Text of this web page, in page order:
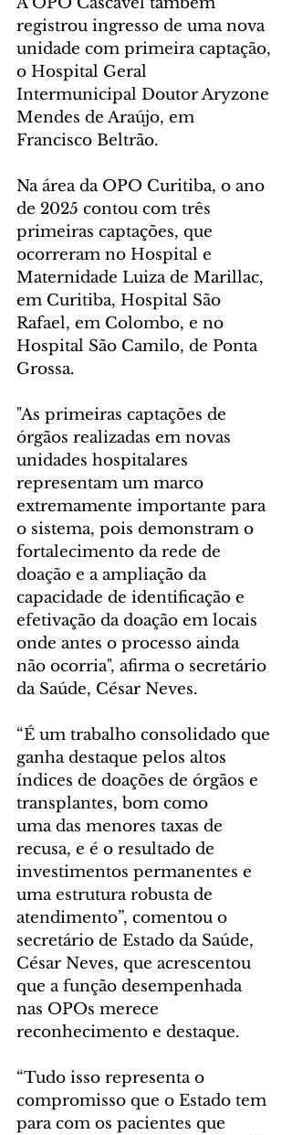
registrou ingresso de uma nova
unidade com primeira captação,
o Hospital Geral
Intermunicipal Doutor Aryzone
Mendes de Araújo, em
Francisco Beltrão.
Na área da OPO Curitiba, o ano
de 2025 contou com três
primeiras captações, que
ocorreram no Hospital e
Maternidade Luiza de Marillac,
em Curitiba, Hospital São
Rafael, em Colombo, e no
Hospital São Camilo, de Ponta
Grossa.
"As primeiras captações de
órgãos realizadas em novas
unidades hospitalares
representam um marco
extremamente importante para
o sistema, pois demonstram o
fortalecimento da rede de
doação e a ampliação da
capacidade de identificação e
efetivação da doação em locais
onde antes o processo ainda
não ocorria", afirma o secretário
da Saúde, César Neves.
“É um trabalho consolidado que
ganha destaque pelos altos
índices de doações de órgãos e
transplantes, bom como
uma das menores taxas de
recusa, e é o resultado de
investimentos permanentes e
uma estrutura robusta de
atendimento”, comentou o
secretário de Estado da Saúde,
César Neves, que acrescentou
que a função desempenhada
nas OPOs merece
reconhecimento e destaque.
“Tudo isso representa o
compromisso que o Estado tem
para com os pacientes que